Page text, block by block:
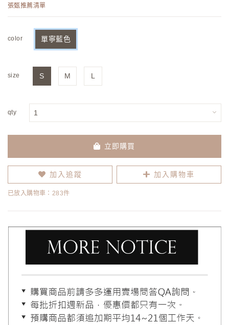
張甄推薦清單
color 單寧藍色
size S M L
qty
立即購買
加入追蹤 加入購物車
已放入購物車：283件